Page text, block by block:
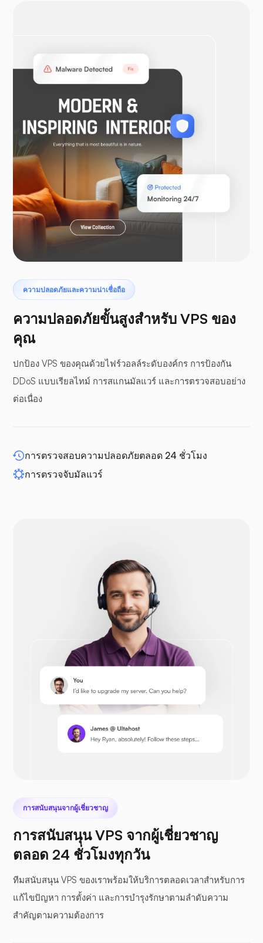
วูคอมเมิร์ซ
ลาราเวล
เทอโรแด็กทิล
แผงกันชน
WP-ขยาย
โอเพ่นคาร์ท
เพรสต้าช็อป
ซีไฟล์
ความปลอดภัยและความน่าเชื่อถือ
ความปลอดภัยขั้นสูงสำหรับ VPS ของ
คุณ
ปกป้อง VPS ของคุณด้วยไฟร์วอลล์ระดับองค์กร การป้องกัน
DDoS แบบเรียลไทม์ การสแกนมัลแวร์ และการตรวจสอบอย่าง
ต่อเนื่อง
การตรวจสอบความปลอดภัยตลอด 24 ชั่วโมง
การตรวจจับมัลแวร์
การสนับสนุนจากผู้เชี่ยวชาญ
การสนับสนุน VPS จากผู้เชี่ยวชาญ
ตลอด 24 ชั่วโมงทุกวัน
ทีมสนับสนุน VPS ของเราพร้อมให้บริการตลอดเวลาสำหรับการ
แก้ไขปัญหา การตั้งค่า และการบำรุงรักษาตามลำดับความ
สำคัญตามความต้องการ